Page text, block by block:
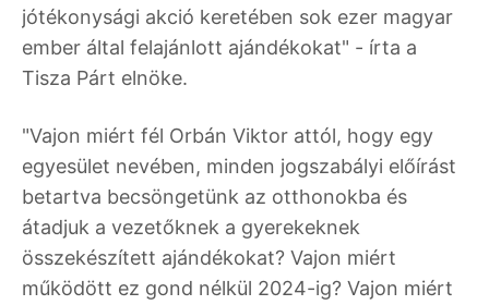
jótékonysági akció keretében sok ezer magyar
ember által felajánlott ajándékokat" - írta a
Tisza Párt elnöke.
"Vajon miért fél Orbán Viktor attól, hogy egy
egyesület nevében, minden jogszabályi előírást
betartva becsöngetünk az otthonokba és
átadjuk a vezetőknek a gyerekeknek
összekészített ajándékokat? Vajon miért
működött ez gond nélkül 2024-ig? Vajon miért